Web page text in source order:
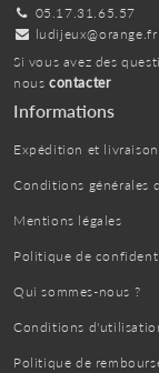
05.17.31.65.57
ludijeux@orange.fr
Si vous avez des
nous contacter
Informations
Expédition et livraison
Conditions générales
Mentions légales
Politique de
Qui sommes-nous ?
Conditions
Politique de